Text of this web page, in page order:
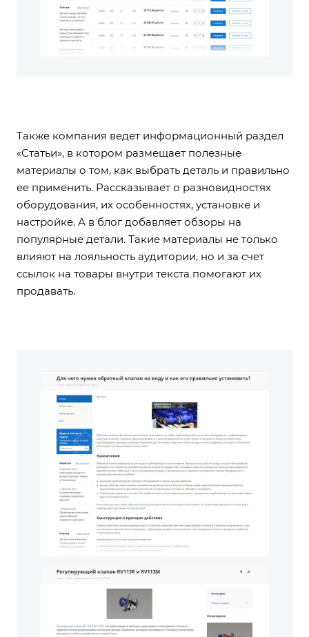
Также компания ведет информационный раздел
«Статьи», в котором размещает полезные
материалы о том, как выбрать деталь и правильно
ее применить. Рассказывает о разновидностях
оборудования, их особенностях, установке и
настройке. А в блог добавляет обзоры на
популярные детали. Такие материалы не только
влияют на лояльность аудитории, но и за счет
ссылок на товары внутри текста помогают их
продавать.